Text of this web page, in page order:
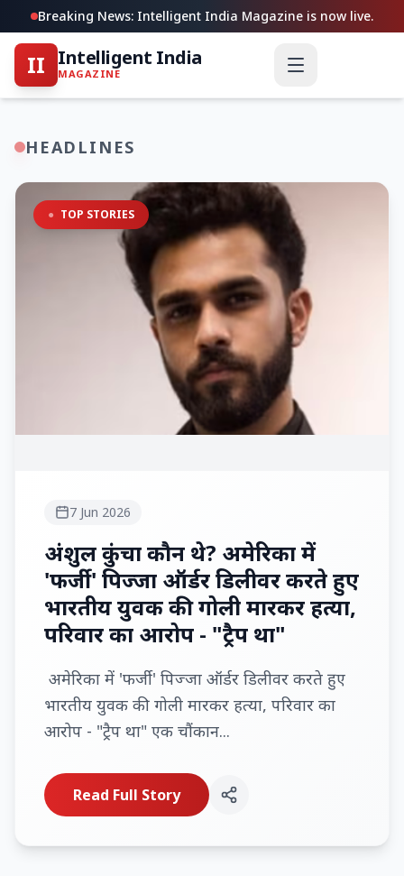
Breaking News: Intelligent India Magazine is now live.
II Intelligent India
MAGAZINE
HEADLINES
● TOP STORIES
7 Jun 2026
अंशुल कुंचा कौन थे? अमेरिका में
'फर्जी' पिज्जा ऑर्डर डिलीवर करते हुए
भारतीय युवक की गोली मारकर हत्या,
परिवार का आरोप - "ट्रैप था"
अमेरिका में 'फर्जी' पिज्जा ऑर्डर डिलीवर करते हुए
भारतीय युवक की गोली मारकर हत्या, परिवार का
आरोप - "ट्रैप था" एक चौंकान...
Read Full Story